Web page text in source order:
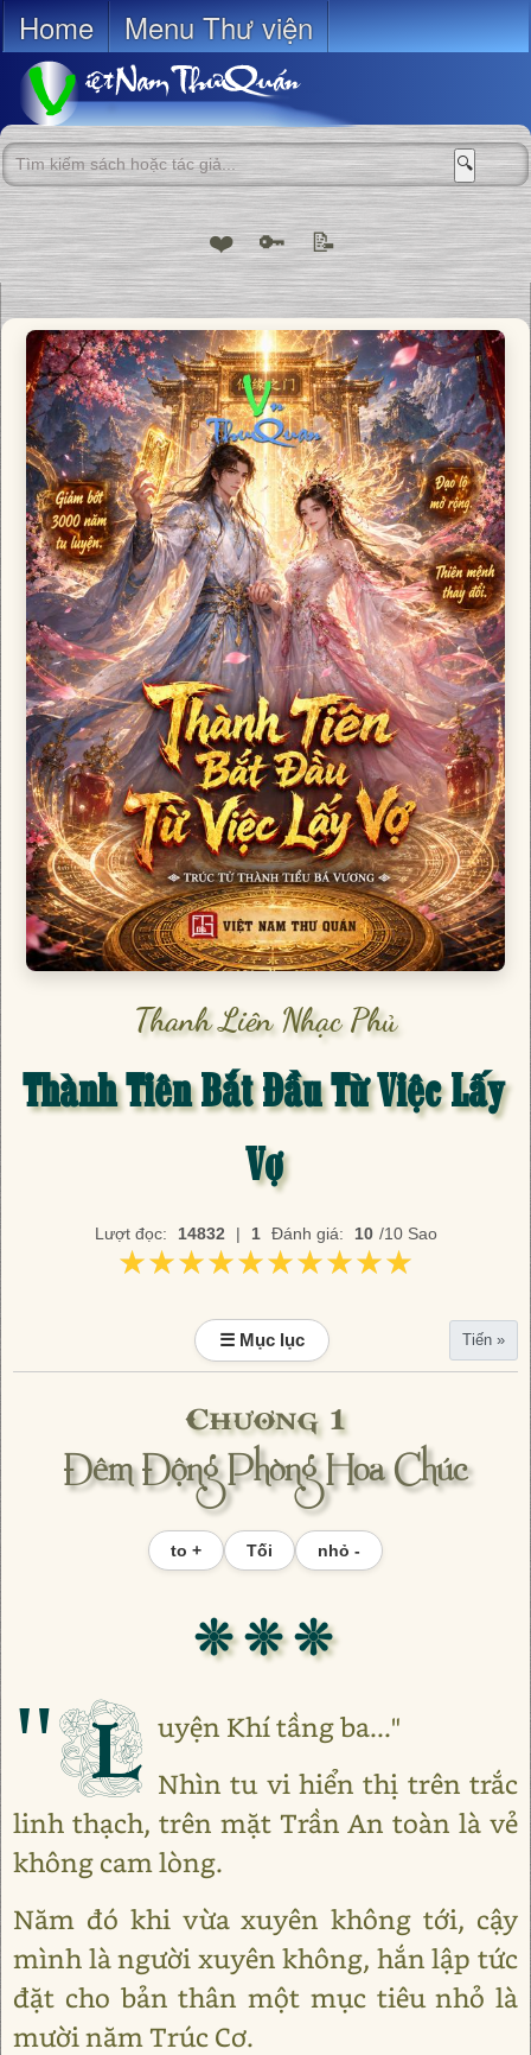
Home Menu Thư viện
🔍
❤️ 🔑 📝
Thanh Liên Nhạc Phủ
Thành Tiên Bắt Đầu Từ Việc Lấy
Vợ
Lượt đọc: 14832 | 1 Đánh giá: 10 /10 Sao
★★★★★★★★★★
★★★★★★★★★★
☰ Mục lục Tiến »
Chương 1
Đêm Động Phòng Hoa Chúc
to + Tối nhỏ -
❊ ❊ ❊
"L uyện Khí tầng ba..."
Nhìn tu vi hiển thị trên trắc
linh thạch, trên mặt Trần An toàn là vẻ
không cam lòng.
Năm đó khi vừa xuyên không tới, cậy
mình là người xuyên không, hắn lập tức
đặt cho bản thân một mục tiêu nhỏ là
mười năm Trúc Cơ.